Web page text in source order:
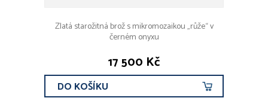
Zlatá starožitná brož s mikromozaikou „růže“ v
černém onyxu
17 500 Kč
DO KOŠÍKU